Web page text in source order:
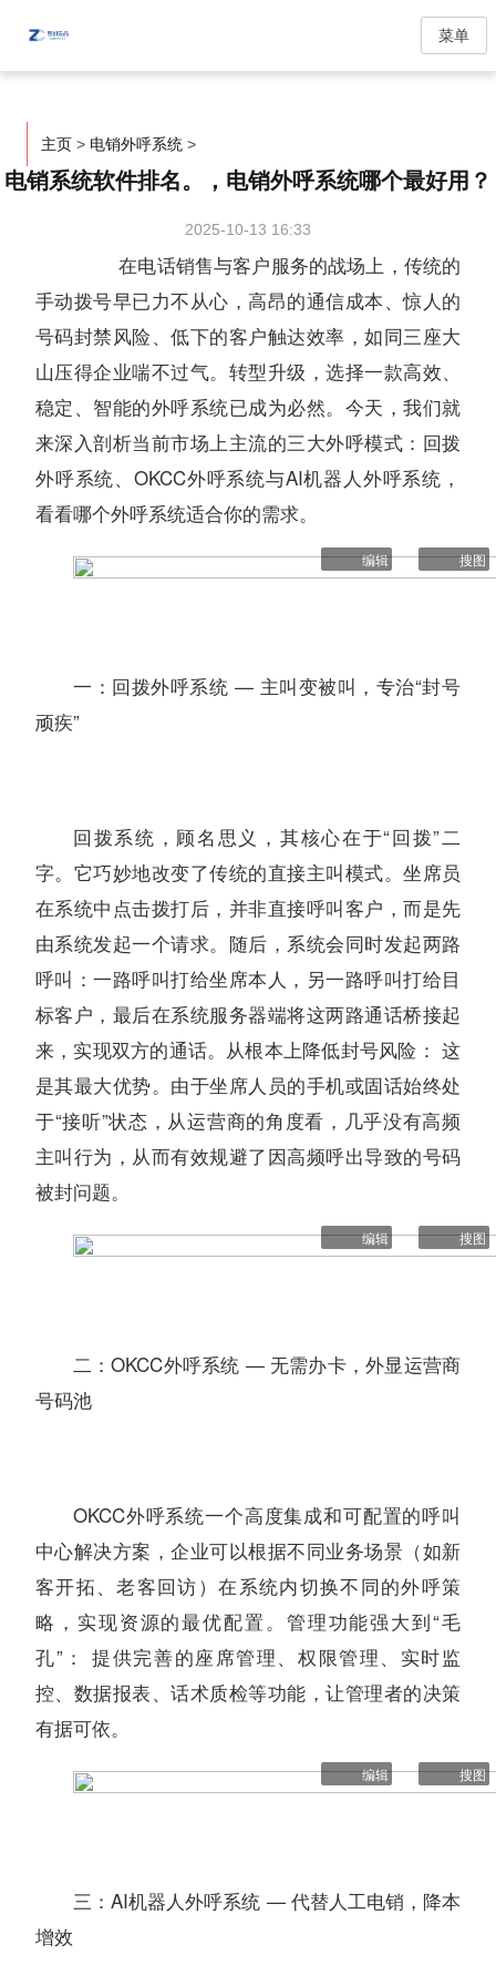
菜单
主页 > 电销外呼系统 >
电销系统软件排名。，电销外呼系统哪个最好用？
2025-10-13 16:33
在电话销售与客户服务的战场上，传统的
手动拨号早已力不从心，高昂的通信成本、惊人的
号码封禁风险、低下的客户触达效率，如同三座大
山压得企业喘不过气。转型升级，选择一款高效、
稳定、智能的外呼系统已成为必然。今天，我们就
来深入剖析当前市场上主流的三大外呼模式：回拨
外呼系统、OKCC外呼系统与AI机器人外呼系统，
看看哪个外呼系统适合你的需求。
编辑 搜图
一：回拨外呼系统 — 主叫变被叫，专治“封号
顽疾”
回拨系统，顾名思义，其核心在于“回拨”二
字。它巧妙地改变了传统的直接主叫模式。坐席员
在系统中点击拨打后，并非直接呼叫客户，而是先
由系统发起一个请求。随后，系统会同时发起两路
呼叫：一路呼叫打给坐席本人，另一路呼叫打给目
标客户，最后在系统服务器端将这两路通话桥接起
来，实现双方的通话。从根本上降低封号风险： 这
是其最大优势。由于坐席人员的手机或固话始终处
于“接听”状态，从运营商的角度看，几乎没有高频
主叫行为，从而有效规避了因高频呼出导致的号码
被封问题。
编辑 搜图
二：OKCC外呼系统 — 无需办卡，外显运营商
号码池
OKCC外呼系统一个高度集成和可配置的呼叫
中心解决方案，企业可以根据不同业务场景（如新
客开拓、老客回访）在系统内切换不同的外呼策
略，实现资源的最优配置。管理功能强大到“毛
孔”： 提供完善的座席管理、权限管理、实时监
控、数据报表、话术质检等功能，让管理者的决策
有据可依。
编辑 搜图
三：AI机器人外呼系统 — 代替人工电销，降本
增效